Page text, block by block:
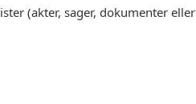
(akter, sager, dokumenter eller